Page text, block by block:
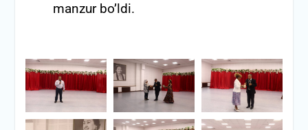
manzur bo’ldi.